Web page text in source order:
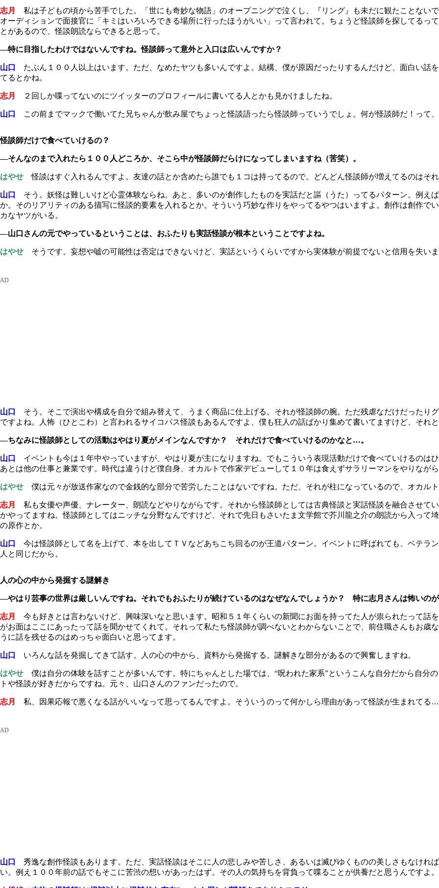
志月
私は子どもの頃から苦手でした。「世にも奇妙な物語」のオープニングで泣くし、『リング』も未だに観たことない
オーディションで面接官に「キミはいろいろできる場所に行ったほうがいい」って言われて。ちょうど怪談師を探してるっ
とがあるので、怪談朗読ならできると思って。
―特に目指したわけではないんですね。怪談師って意外と入口は広いんですか？
山口
たぶん１００人以上はいます。ただ、なめたヤツも多いんですよ。結構、僕が原因だったりするんだけど、面白い話
てるとかね。
志月 ２回しか喋ってないのにツイッターのプロフィールに書いてる人とかも見かけましたね。
山口 この前までマックで働いてた兄ちゃんが飲み屋でちょっと怪談語ったら怪談師っていうでしょ。何が怪談師だ！って、
怪談師だけで食べていけるの？
―そんなのまで入れたら１００人どころか、そこら中が怪談師だらけになってしまいますね（苦笑）。
はやせ 怪談はすぐ入れるんですよ。友達の話とか含めたら誰でも１コは持ってるので。どんどん怪談師が増えてるのはそれ
山口
そう。妖怪は難しいけど心霊体験ならね。あと、多いのが創作したものを実話だと謳（うた）ってるパターン。例え
か。そのリアリティのある描写に怪談的要素を入れるとか。そういう巧妙な作りをやってるやつはいますよ。創作は創作で
カなヤツがいる。
―山口さんの元でやっているということは、おふたりも実話怪談が根本ということですよね。
はやせ そうです。妄想や嘘の可能性は否定はできないけど、実話というくらいですから実体験が前提でないと信用を失いま
山口
そう。そこで演出や構成を自分で組み替えて、うまく商品に仕上げる。それが怪談師の腕。ただ残虐なだけだったり
ですよね。人怖（ひとこわ）と言われるサイコパス怪談もあるんですよ、僕も狂人の話ばかり集めて書いてますけど、それ
―ちなみに怪談師としての活動はやはり夏がメインなんですか？ それだけで食べていけるのかなと…。
山口
イベントも今は１年中やっていますが、やはり夏が主になりますね。でもこういう表現活動だけで食べていけるのは
あとは他の仕事と兼業です。時代は違うけど僕自身、オカルトで作家デビューして１０年は食えずサラリーマンをやりながら
はやせ 僕は元々が放送作家なので金銭的な部分で苦労したことはないですね。ただ、それが柱になっているので、オカル
志月
私も女優や声優、ナレーター、朗読などやりながらです。それから怪談師としては古典怪談と実話怪談を融合させて
かやってますね。怪談師としてはニッチな分野なんですけど、それで先日もさいたま文学館で芥川龍之介の朗読から入って
の原作とか。
山口
今は怪談師として名を上げて、本を出してＴＶなどあちこち回るのが王道パターン。イベントに呼ばれても、ベテラ
人と同じだから。
人の心の中から発掘する謎解き
―やはり芸事の世界は厳しいんですね。それでもおふたりが続けているのはなぜなんでしょうか？ 特に志月さんは怖いのが
志月
今も好きとは言わないけど、興味深いなと思います。昭和５１年くらいの新聞にお面を持ってた人が祟られたって話
がお面はここにあったって話を聞かせてくれて。それって私たち怪談師が調べないとわからないことで、前住職さんもお歳
うに話を残せるのはめっちゃ面白いと思ってます。
山口 いろんな話を発掘してきて話す。人の心の中から、資料から発掘する。謎解きな部分があるので興奮しますね。
はやせ 僕は自分の体験を話すことが多いんです。特にちゃんとした場では、“呪われた家系”というこんな自分だから自分
トや怪談が好きだからですね。元々、山口さんのファンだったので。
志月 私、因果応報で悪くなる話がいいなって思ってるんですよ。そういうのって何かしら理由があって怪談が生まれてる
山口
秀逸な創作怪談もあります。ただ、実話怪談はそこに人の悲しみや苦しさ、あるいは滅びゆくものの美しさもなけれ
い。例え１００年前の話でもそこに苦渋の想いがあったはず。その人の気持ちを背負って喋ることが供養だと思うんですよ